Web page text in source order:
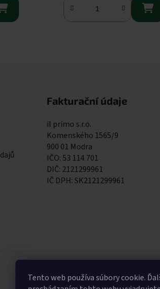
Tento web používa súbory cookie.

Fakturační údaje
il primo s.r.o.
Komenského 1565/9
900 01 Modra
IČO: 53 114 701
DIČ: 2121299961
IČ DPH: SK2121299961